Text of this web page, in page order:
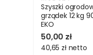
Szyszki
grządek 12 kg
EKO
50,00 zł
40,65 zł netto